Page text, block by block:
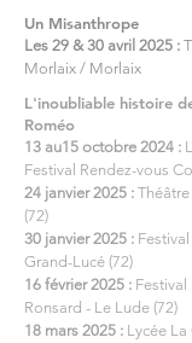
Un Misanthrope
Les 29 & 30 avril 2025 :
Morlaix / Morlaix
L'inoubliable histoire
Roméo
13 au15 octobre 2024 :
Festival Rendez-vous
24 janvier 2025 :
(72)
30 janvier 2025 :
Grand-Lucé (72)
16 février 2025 : Festival
Ronsard - Le Lude (72)
18 mars 2025 : Lycée